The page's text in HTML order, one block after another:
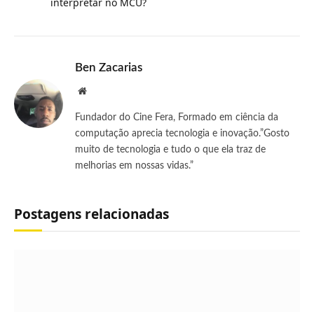
Ben Zacarias
Site
Fundador do Cine Fera, Formado em ciência da
computação aprecia tecnologia e inovação.”Gosto
muito de tecnologia e tudo o que ela traz de
melhorias em nossas vidas.”
Postagens relacionadas